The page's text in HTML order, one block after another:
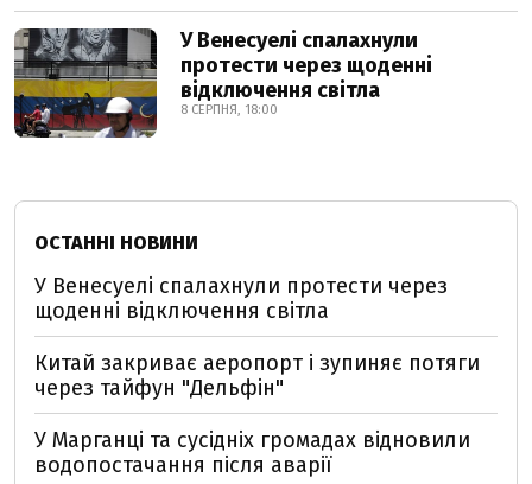
У Венесуелі спалахнули
протести через щоденні
відключення світла
8 СЕРПНЯ, 18:00
ОСТАННІ НОВИНИ
У Венесуелі спалахнули протести через
щоденні відключення світла
Китай закриває аеропорт і зупиняє потяги
через тайфун "Дельфін"
У Марганці та сусідніх громадах відновили
водопостачання після аварії